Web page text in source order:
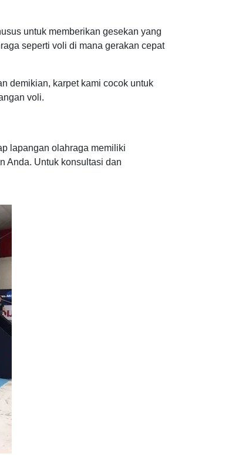
untuk memberikan gesekan yang
seperti voli di mana gerakan cepat
demikian, karpet kami cocok untuk
voli.
lapangan olahraga memiliki
Anda. Untuk konsultasi dan